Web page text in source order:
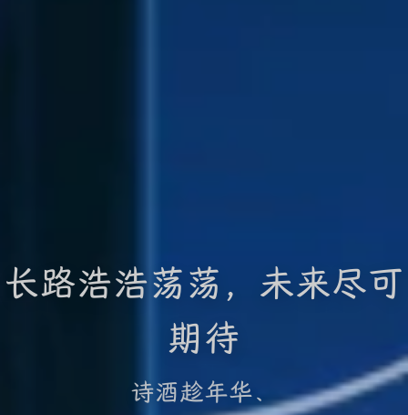
长路浩浩荡荡，未来尽可
期待
诗酒趁年华、